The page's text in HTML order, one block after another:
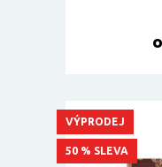
VÝPRODEJ
50 % SLEVA